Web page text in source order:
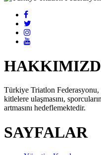
Türkiye Triatlon
kitlelere ulaşmasını,
artmasını hedeflemektedir.
SAYFALAR